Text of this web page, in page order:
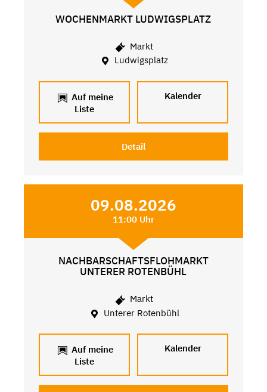
WOCHENMARKT LUDWIGSPLATZ
Markt
Ludwigsplatz
Auf meine
Liste
Kalender
Detail
09.08.2026
11:00 Uhr
NACHBARSCHAFTSFLOHMARKT
UNTERER ROTENBÜHL
Markt
Unterer Rotenbühl
Auf meine
Liste
Kalender